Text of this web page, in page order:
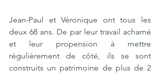
Jean-Paul et Véronique ont tous les
deux 68 ans. De par leur travail acharné
et leur propension à mettre
régulièrement de côté, ils se sont
construits un patrimoine de plus de 2